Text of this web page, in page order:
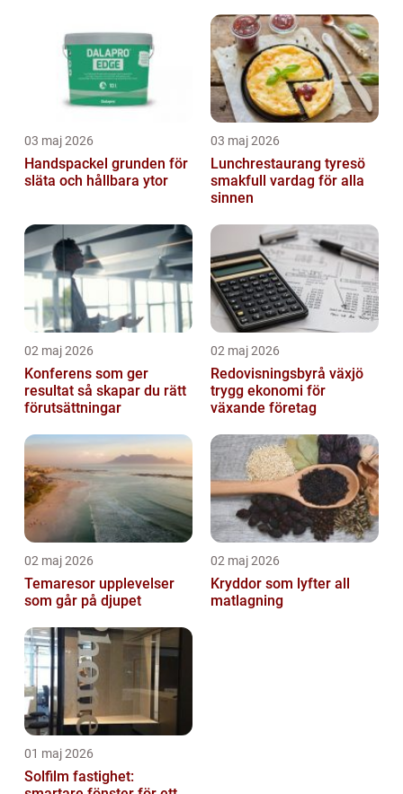
03 maj 2026
Handspackel grunden för
släta och hållbara ytor
03 maj 2026
Lunchrestaurang tyresö
smakfull vardag för alla
sinnen
02 maj 2026
Konferens som ger
resultat så skapar du rätt
förutsättningar
02 maj 2026
Redovisningsbyrå växjö
trygg ekonomi för
växande företag
02 maj 2026
Temaresor upplevelser
som går på djupet
02 maj 2026
Kryddor som lyfter all
matlagning
01 maj 2026
Solfilm fastighet: